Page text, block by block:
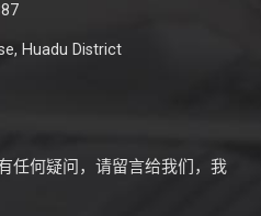
Huadu District
任何疑问，请留言给我们，我